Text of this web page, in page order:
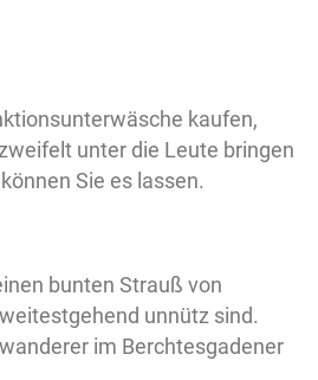
kaufen,
unter die Leute bringen
Sie es lassen.
bunten Strauß von
unnütz sind.
im Berchtesgadener